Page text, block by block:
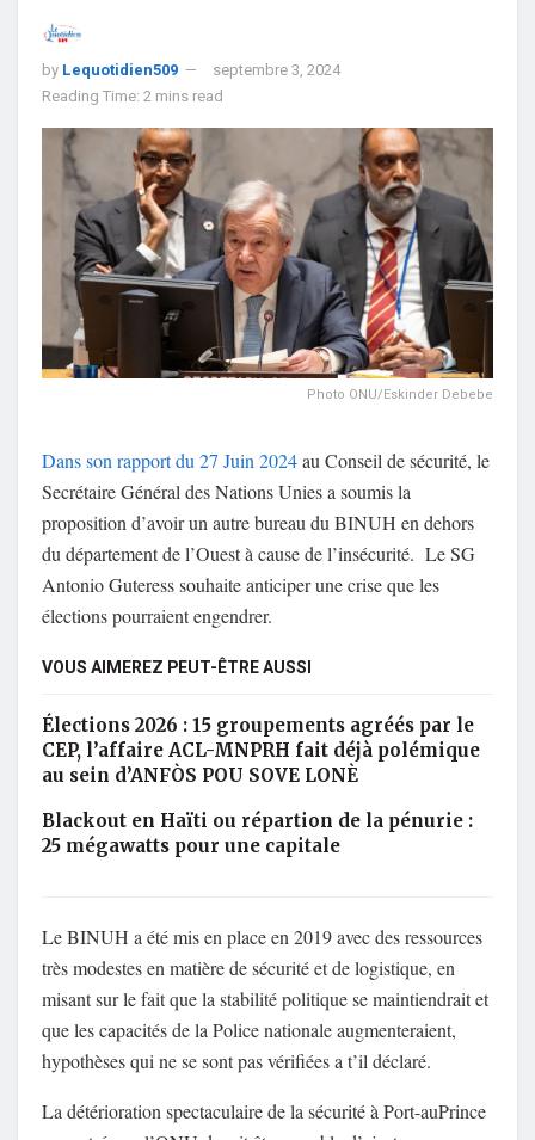
by Lequotidien509
septembre 3, 2024
Reading Time: 2 mins read
Photo ONU/Eskinder Debebe
Dans son rapport du 27 Juin 2024au Conseil de sécurité, le
Secrétaire Général des Nations Unies a soumis la
proposition d’avoir un autre bureau du BINUH en dehors
du département de l’Ouest à cause de l’insécurité. Le SG
Antonio Guteress souhaite anticiper une crise que les
élections pourraient engendrer.
VOUS AIMEREZ PEUT-ÊTRE AUSSI
Élections 2026 : 15 groupements agréés par le
CEP, l’affaire ACL-MNPRH fait déjà polémique
au sein d’ANFÒS POU SOVE LONÈ
Blackout en Haïti ou répartion de la pénurie :
25 mégawatts pour une capitale
Le BINUH a été mis en place en 2019 avec des ressources
très modestes en matière de sécurité et de logistique, en
misant sur le fait que la stabilité politique se maintiendrait et
que les capacités de la Police nationale augmenteraient,
hypothèses qui ne se sont pas vérifiées a t’il déclaré.
La détérioration spectaculaire de la sécurité à Port-auPrince